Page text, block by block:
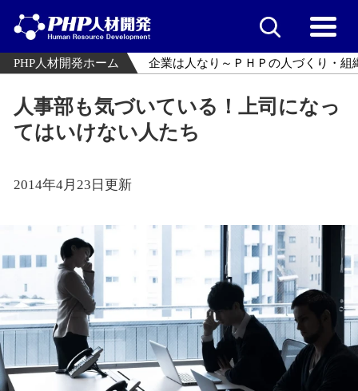
PHP人材開発ホーム 企業は人なり～ＰＨＰの人づくり・組
人事部も気づいている！上司になっ
てはいけない人たち
2014年4月23日更新